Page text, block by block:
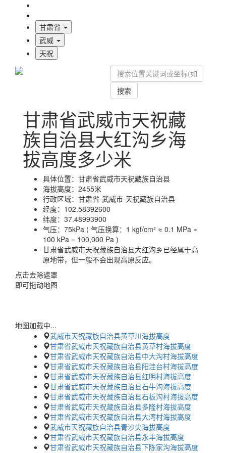
甘肃省
武威
天祝
搜索
甘肃省武威市天祝藏
族自治县大红沟乡海
拔高度多少米
具体位置： 甘肃省武威市天祝藏族自治县
海拔高度： 2455米
行政区域： 甘肃省-武威市-天祝藏族自治县
经度： 102.58392600
纬度： 37.48993900
气压： 75kPa ( 气压换算：1 kgf/cm² ≈ 0.1 MPa =
100 kPa = 100,000 Pa )
甘肃省武威市天祝藏族自治县大红沟乡已经属于高
原地带，但一般不会出现高原反应。
点击去除遮罩
即可拖动地图
地图加载中...
武威市天祝藏族自治县黄草川海拔高度
甘肃省武威市天祝藏族自治县黄草村海拔高度
甘肃省武威市天祝藏族自治县中大沟村海拔高度
甘肃省武威市天祝藏族自治县阳洼台村海拔高度
甘肃省武威市天祝藏族自治县红明村海拔高度
甘肃省武威市天祝藏族自治县石牛沟海拔高度
甘肃省武威市天祝藏族自治县石板沟村海拔高度
甘肃省武威市天祝藏族自治县多隆村海拔高度
甘肃省武威市天祝藏族自治县大湾村海拔高度
武威市天祝藏族自治县青沙尖海拔高度
甘肃省武威市天祝藏族自治县永丰海拔高度
甘肃省武威市天祝藏族自治县下陈家沟海拔高度